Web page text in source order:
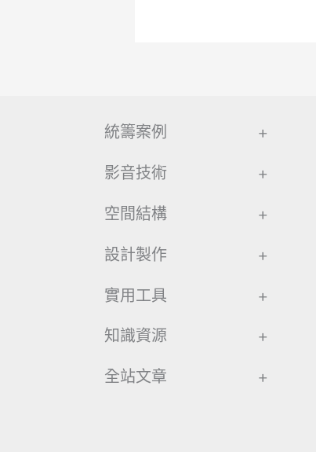
統籌案例 +
影音技術 +
空間結構 +
設計製作 +
實用工具 +
知識資源 +
全站文章 +